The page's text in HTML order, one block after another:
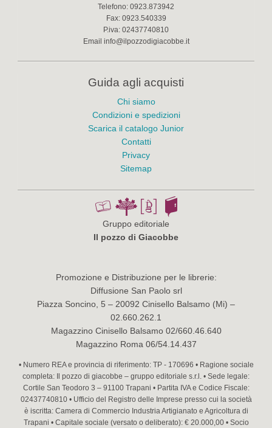
Telefono: 0923.873942
Fax: 0923.540339
P.iva: 02437740810
Email info@ilpozzodigiacobbe.it
Guida agli acquisti
Chi siamo
Condizioni e spedizioni
Scarica il catalogo Junior
Contatti
Privacy
Sitemap
Gruppo editoriale
Il pozzo di Giacobbe
Promozione e Distribuzione per le librerie:
Diffusione San Paolo srl
Piazza Soncino, 5 – 20092 Cinisello Balsamo (Mi) –
02.660.262.1
Magazzino Cinisello Balsamo 02/660.46.640
Magazzino Roma 06/54.14.437
• Numero REA e provincia di riferimento: TP - 170696 • Ragione sociale
completa: Il pozzo di giacobbe – gruppo editoriale s.r.l. • Sede legale:
Cortile San Teodoro 3 – 91100 Trapani • Partita IVA e Codice Fiscale:
02437740810 • Ufficio del Registro delle Imprese presso cui la società
è iscritta: Camera di Commercio Industria Artigianato e Agricoltura di
Trapani • Capitale sociale (versato o deliberato): € 20.000,00 • Socio